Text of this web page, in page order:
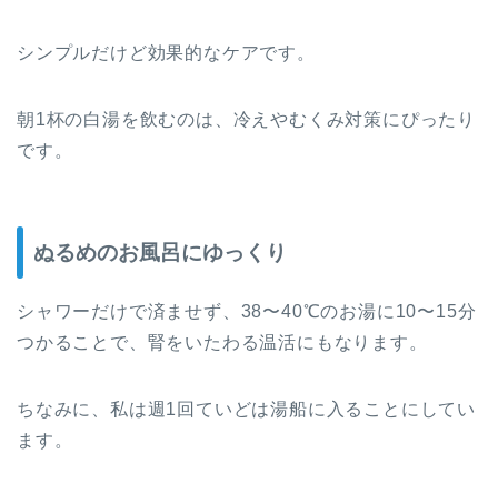
シンプルだけど効果的なケアです。
朝1杯の白湯を飲むのは、冷えやむくみ対策にぴったり
です。
ぬるめのお風呂にゆっくり
シャワーだけで済ませず、38〜40℃のお湯に10〜15分
つかることで、腎をいたわる温活にもなります。
ちなみに、私は週1回ていどは湯船に入ることにしてい
ます。